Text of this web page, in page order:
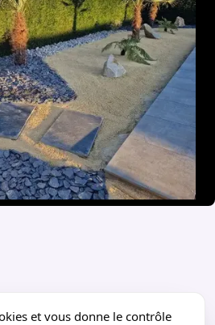
et vous donne le contrôle